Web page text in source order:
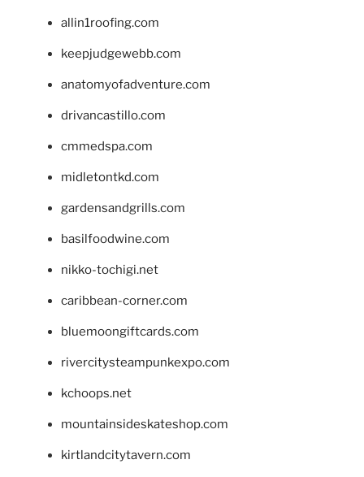
allin1roofing.com
keepjudgewebb.com
anatomyofadventure.com
drivancastillo.com
cmmedspa.com
midletontkd.com
gardensandgrills.com
basilfoodwine.com
nikko-tochigi.net
caribbean-corner.com
bluemoongiftcards.com
rivercitysteampunkexpo.com
kchoops.net
mountainsideskateshop.com
kirtlandcitytavern.com